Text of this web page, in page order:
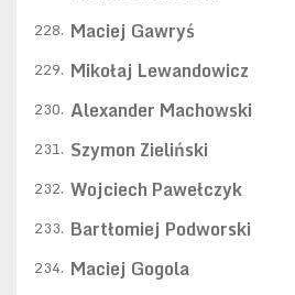
228. Maciej Gawryś
229. Mikołaj Lewandowicz
230. Alexander Machowski
231. Szymon Zieliński
232. Wojciech Pawełczyk
233. Bartłomiej Podworski
234. Maciej Gogola